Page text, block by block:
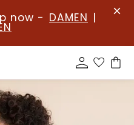
now - DAMEN |